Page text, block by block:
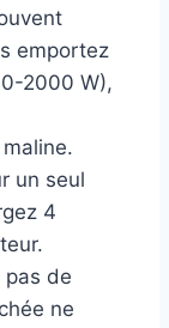
emportez
2000 W),
un seul
4
pas de
ne